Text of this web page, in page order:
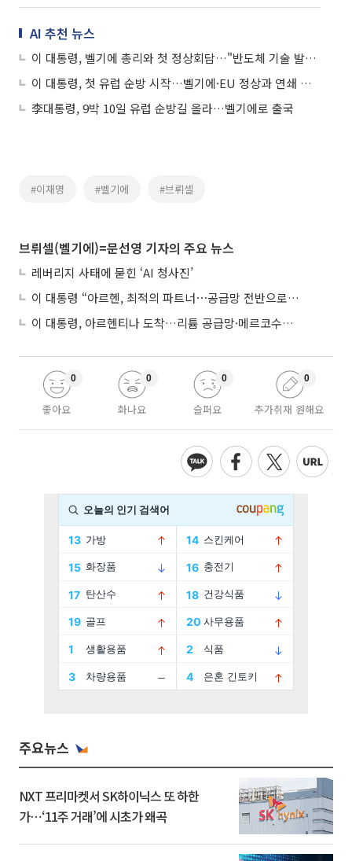
AI 추천 뉴스
이 대통령, 벨기에 총리와 첫 정상회담…"반도체 기술 발전 혜택 함께 누리자"
이 대통령, 첫 유럽 순방 시작…벨기에·EU 정상과 연쇄 회담
李대통령, 9박 10일 유럽 순방길 올라…벨기에로 출국
#이재명 #벨기에 #브뤼셀
브뤼셀(벨기에)=문선영 기자의 주요 뉴스
레버리지 사태에 묻힌 ‘AI 청사진’
이 대통령 “아르헨, 최적의 파트너⋯공급망 전반으로 확대”
이 대통령, 아르헨티나 도착…리튬 공급망·메르코수르 협력 논의
좋아요
0
화나요
0
슬퍼요
0
추가취재 원해요
0
주요뉴스
NXT 프리마켓서 SK하이닉스 또 하한
가⋯‘11주 거래’에 시초가 왜곡